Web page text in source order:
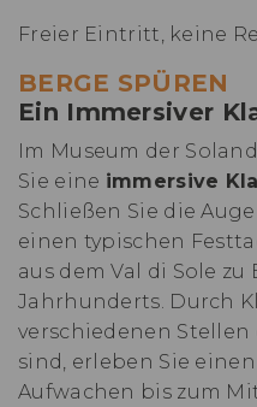
Freier Eintritt, keine
BERGE SPÜREN
Ein Immersiver
Im Museum der
Sie eine immersive
Schließen Sie die
einen typischen
aus dem Val di Sole zu
Jahrhunderts. Durch
verschiedenen Stellen
sind, erleben Sie
Aufwachen bis zum